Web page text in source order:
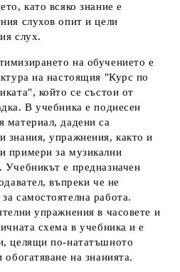
като всяко знание е
слухов опит и цели
слух.
на обучението е
на настоящия "Курс по
който се състои от
В учебника е поднесен
материал, дадени са
знания, упражнения, както и
примери за музикални
е предназначен
въпреки че не
самостоятелна работа.
упражнения в часовете и
схема в учебника и е
целящи по-нататъшното
на знанията.